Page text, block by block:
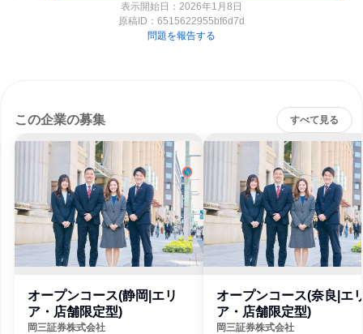
表示開始日：2026年1月8日
原稿ID： 6515622955bf6d7d
問題を報告する
この企業の募集 すべて見る
オープンコース(静岡|エリ
ア・店舗限定型)
岡三証券株式会社
オープンコース(奈良|エ
ア・店舗限定型)
岡三証券株式会社